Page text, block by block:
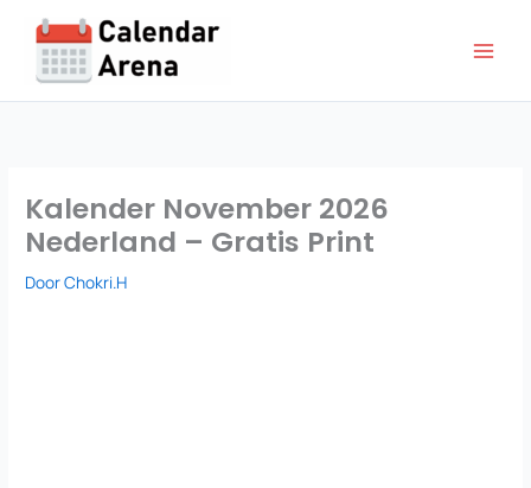
inhoud
Kalender November 2026
Nederland – Gratis Print
DoorChokri.H